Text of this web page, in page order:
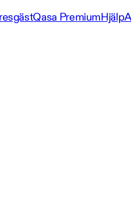
Qasa PremiumHjälp